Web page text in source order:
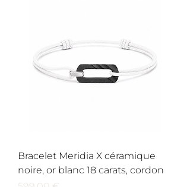
Bracelet Meridia X céramique
noire, or blanc 18 carats, cordon